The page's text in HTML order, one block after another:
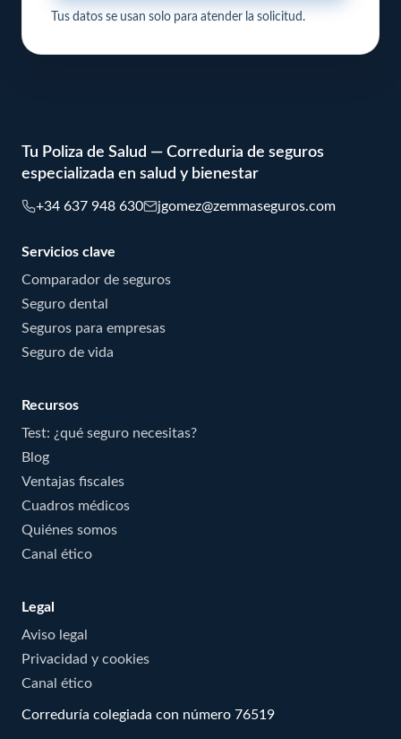
Tus datos se usan solo para atender la solicitud.
Tu Poliza de Salud — Correduria de seguros
especializada en salud y bienestar
+34 637 948 630 jgomez@zemmaseguros.com
Servicios clave
Comparador de seguros
Seguro dental
Seguros para empresas
Seguro de vida
Recursos
Test: ¿qué seguro necesitas?
Blog
Ventajas fiscales
Cuadros médicos
Quiénes somos
Canal ético
Legal
Aviso legal
Privacidad y cookies
Canal ético
Correduría colegiada con número 76519